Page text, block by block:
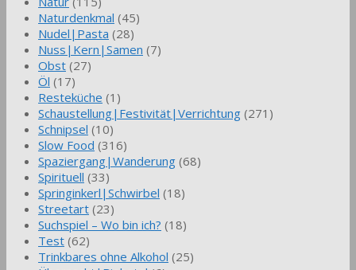
Naturdenkmal (45)
Nudel|Pasta (28)
Nuss|Kern|Samen (7)
Obst (27)
Öl (17)
Resteküche (1)
Schaustellung|Festivität|Verrichtung (271)
Schnipsel (10)
Slow Food (316)
Spaziergang|Wanderung (68)
Spirituell (33)
Springinkerl|Schwirbel (18)
Streetart (23)
Suchspiel – Wo bin ich? (18)
Test (62)
Trinkbares ohne Alkohol (25)